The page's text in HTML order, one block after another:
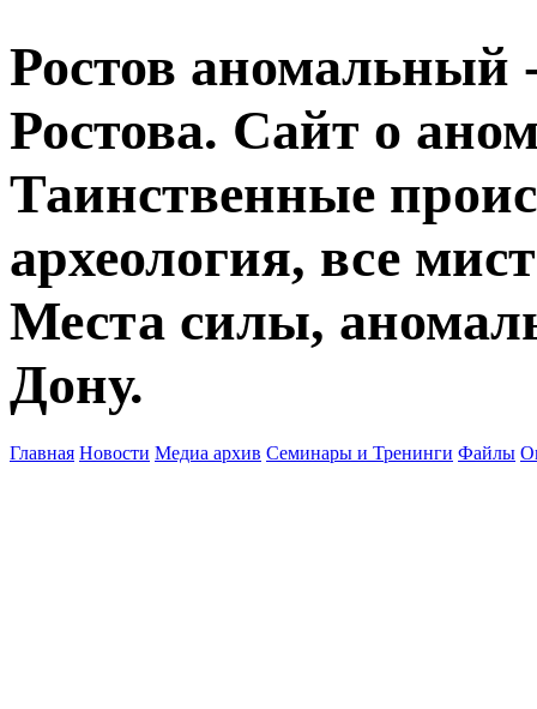
Ростов аномальный
Ростова. Сайт о
Таинственные
археология, все
Места силы,
Дону.
Главная Новости Медиа архив Семинары и Тренинги Файлы